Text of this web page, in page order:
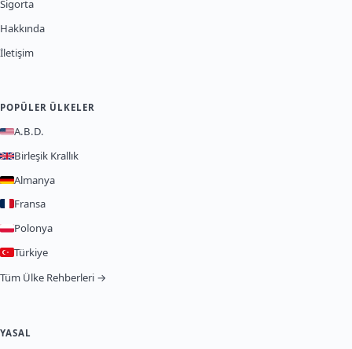
Sigorta
Hakkında
İletişim
POPÜLER ÜLKELER
A.B.D.
Birleşik Krallık
Almanya
Fransa
Polonya
Türkiye
Tüm Ülke Rehberleri →
YASAL